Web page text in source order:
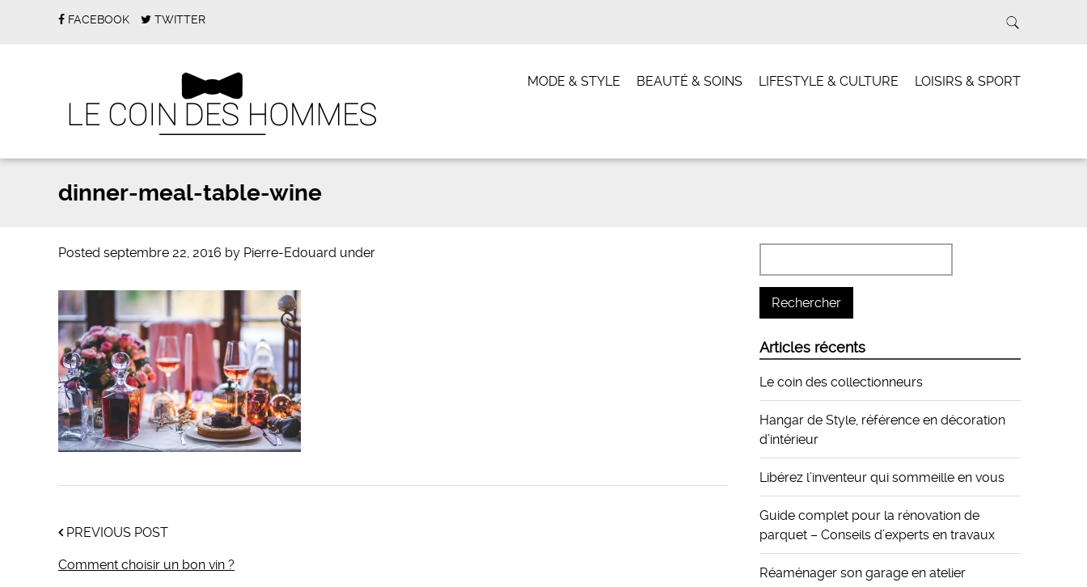
FACEBOOK TWITTER
MODE & STYLE BEAUTÉ & SOINS LIFESTYLE & CULTURE LOISIRS & SPORT
dinner-meal-table-wine
Posted septembre 22, 2016 by Pierre-Edouard under
PREVIOUS POST
Comment choisir un bon vin ?
Articles récents
Le coin des collectionneurs
Hangar de Style, référence en décoration
d’intérieur
Libérez l’inventeur qui sommeille en vous
Guide complet pour la rénovation de
parquet – Conseils d’experts en travaux
Réaménager son garage en atelier